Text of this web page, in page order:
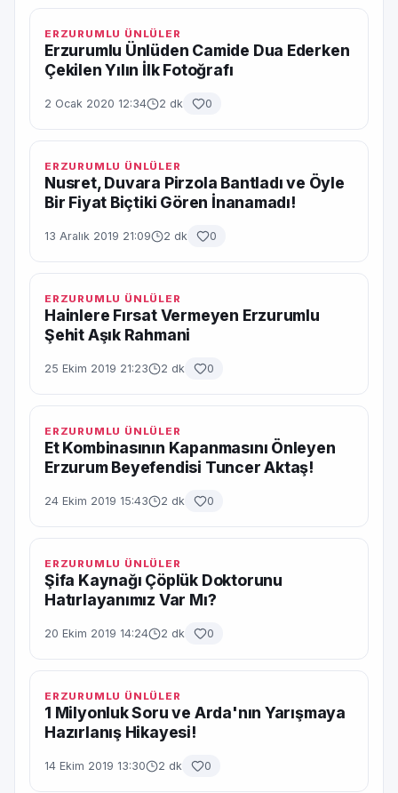
ERZURUMLU ÜNLÜLER
Erzurumlu Ünlüden Camide Dua Ederken
Çekilen Yılın İlk Fotoğrafı
2 Ocak 2020 12:34 2 dk 0
ERZURUMLU ÜNLÜLER
Nusret, Duvara Pirzola Bantladı ve Öyle
Bir Fiyat Biçtiki Gören İnanamadı!
13 Aralık 2019 21:09 2 dk 0
ERZURUMLU ÜNLÜLER
Hainlere Fırsat Vermeyen Erzurumlu
Şehit Aşık Rahmani
25 Ekim 2019 21:23 2 dk 0
ERZURUMLU ÜNLÜLER
Et Kombinasının Kapanmasını Önleyen
Erzurum Beyefendisi Tuncer Aktaş!
24 Ekim 2019 15:43 2 dk 0
ERZURUMLU ÜNLÜLER
Şifa Kaynağı Çöplük Doktorunu
Hatırlayanımız Var Mı?
20 Ekim 2019 14:24 2 dk 0
ERZURUMLU ÜNLÜLER
1 Milyonluk Soru ve Arda'nın Yarışmaya
Hazırlanış Hikayesi!
14 Ekim 2019 13:30 2 dk 0